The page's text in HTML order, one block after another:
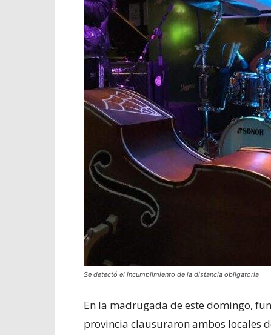
Se detectó el incumplimiento de la distancia obligatoria
En la madrugada de este domingo,
provincia clausuraron ambos locales